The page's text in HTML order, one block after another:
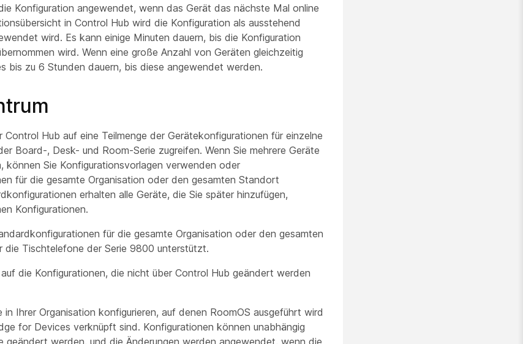
Konfiguration angewendet, wenn das Gerät das nächste Mal online
in Control Hub wird die Konfiguration als ausstehend
wird. Es kann einige Minuten dauern, bis die Konfiguration
wird. Wenn eine große Anzahl von Geräten gleichzeitig
bis zu 6 Stunden dauern, bis diese angewendet werden.
Control Hub auf eine Teilmenge der Gerätekonfigurationen für einzelne
Board-, Desk- und Room-Serie zugreifen. Wenn Sie mehrere Geräte
können Sie Konfigurationsvorlagen verwenden oder
für die gesamte Organisation oder den gesamten Standort
erhalten alle Geräte, die Sie später hinzufügen,
Konfigurationen.
für die gesamte Organisation oder den gesamten
die Tischtelefone der Serie 9800 unterstützt.
die Konfigurationen, die nicht über Control Hub geändert werden
in Ihrer Organisation konfigurieren, auf denen RoomOS ausgeführt wird
for Devices verknüpft sind. Konfigurationen können unabhängig
geändert werden, und die Änderungen werden angewendet, wenn die